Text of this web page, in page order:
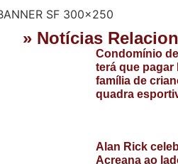
» Notícias
Condomínio
terá que pagar
família de
quadra
Alan Rick
Acreana ao